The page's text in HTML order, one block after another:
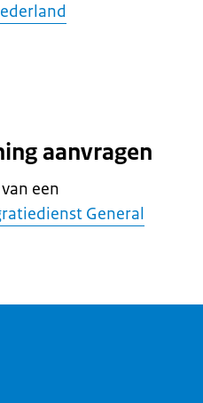
aanvragen
een
General